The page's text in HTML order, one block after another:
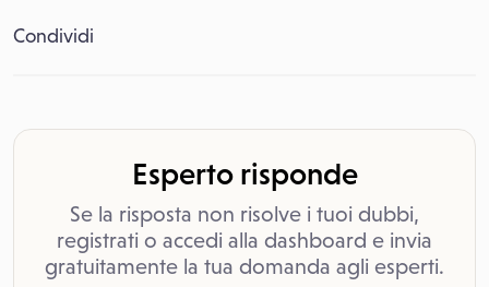
Condividi
Esperto risponde
Se la risposta non risolve i tuoi dubbi,
registrati o accedi alla dashboard e invia
gratuitamente la tua domanda agli esperti.